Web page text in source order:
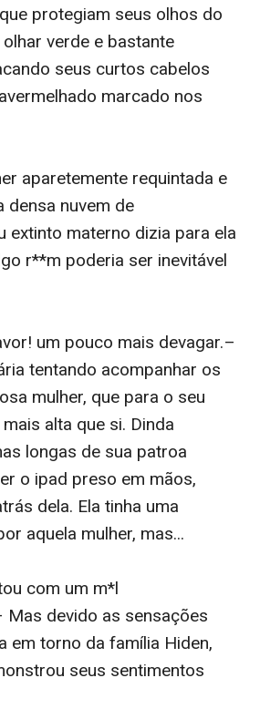
protegiam seus olhos do
verde e bastante
seus curtos cabelos
marcado nos
aparetemente requintada e
densa nuvem de
extinto materno dizia para ela
r**m poderia ser inevitável
um pouco mais devagar.–
tentando acompanhar os
mulher, que para o seu
alta que si. Dinda
longas de sua patroa
o ipad preso em mãos,
dela. Ela tinha uma
aquela mulher, mas...
com um m*l
Mas devido as sensações
em torno da família Hiden,
seus sentimentos